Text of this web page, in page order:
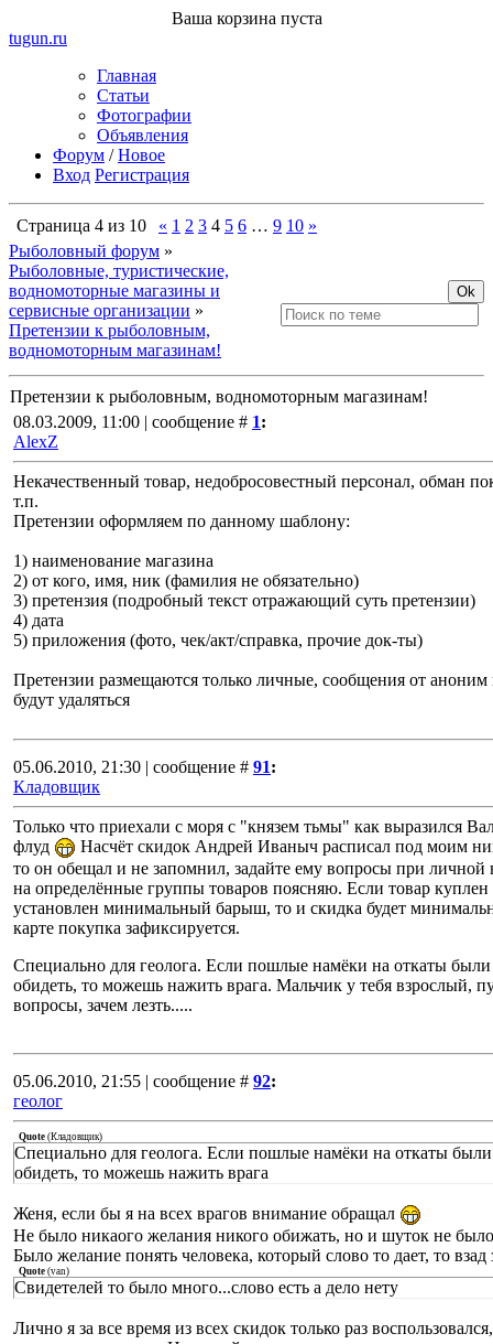
Ваша корзина пуста
tugun.ru
Главная
Статьи
Фотографии
Объявления
Форум /Новое
Вход Регистрация
Страница 4 из 10 « 1 2 3 4 5 6 … 9 10 »
Рыболовный форум »
Рыболовные, туристические,
водномоторные магазины и
сервисные организации »
Претензии к рыболовным,
водномоторным магазинам!
Претензии к рыболовным, водномоторным магазинам!
08.03.2009, 11:00 | сообщение # 1:
AlexZ
Некачественный товар, недобросовестный персонал, обман
т.п.
Претензии оформляем по данному шаблону:
1) наименование магазина
2) от кого, имя, ник (фамилия не обязательно)
3) претензия (подробный текст отражающий суть претензии)
4) дата
5) приложения (фото, чек/акт/справка, прочие док-ты)
Претензии размещаются только личные, сообщения от аноним
будут удаляться
05.06.2010, 21:30 | сообщение # 91:
Кладовщик
Только что приехали с моря с "князем тьмы" как выразился
флуд
Насчёт скидок Андрей Иваныч расписал под моим
то он обещал и не запомнил, задайте ему вопросы при личной
на определённые группы товаров поясняю. Если товар
установлен минимальный барыш, то и скидка будет
карте покупка зафиксируется.
Специально для геолога. Если пошлые намёки на откаты
обидеть, то можешь нажить врага. Мальчик у тебя взрослый,
вопросы, зачем лезть.....
05.06.2010, 21:55 | сообщение # 92:
геолог
Quote (Кладовщик)
Специально для геолога. Если пошлые намёки на откаты
обидеть, то можешь нажить врага
Женя, если бы я на всех врагов внимание обращал
Не было никаого желания никого обижать, но и шуток не
Было желание понять человека, который слово то дает, то взад
Quote (van)
Свидетелей то было много...слово есть а дело нету
Лично я за все время из всех скидок только раз